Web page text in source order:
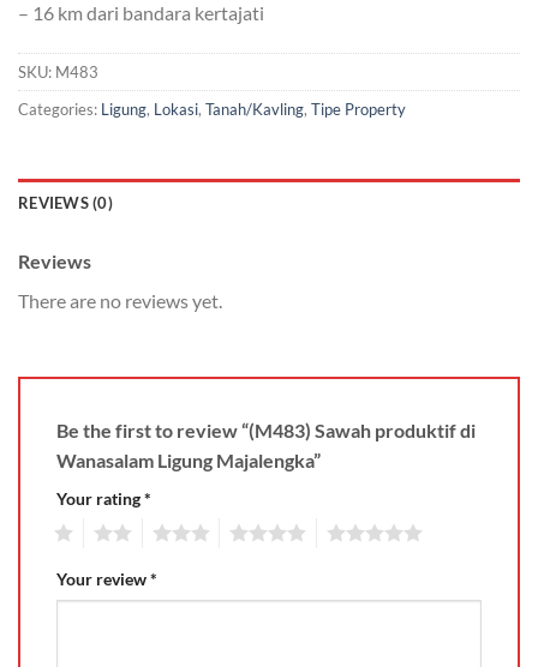
– 16 km dari bandara kertajati
SKU: M483
Categories: Ligung, Lokasi, Tanah/Kavling, Tipe Property
REVIEWS (0)
Reviews
There are no reviews yet.
Be the first to review “(M483) Sawah produktif di
Wanasalam Ligung Majalengka”
Your rating*
Your review*